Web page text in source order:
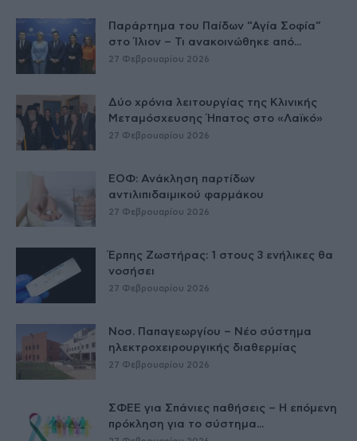
Παράρτημα του Παίδων “Αγία Σοφία”
στο Ίλιον – Τι ανακοινώθηκε από...
27 Φεβρουαρίου 2026
Δύο χρόνια λειτουργίας της Κλινικής
Μεταμόσχευσης Ήπατος στο «Λαϊκό»
27 Φεβρουαρίου 2026
ΕΟΦ: Ανάκληση παρτίδων
αντιλιπιδαιμικού φαρμάκου
27 Φεβρουαρίου 2026
Έρπης Ζωστήρας: 1 στους 3 ενήλικες θα
νοσήσει
27 Φεβρουαρίου 2026
Νοσ. Παπαγεωργίου – Νέο σύστημα
ηλεκτροχειρουργικής διαθερμίας
27 Φεβρουαρίου 2026
ΣΦΕΕ για Σπάνιες παθήσεις – Η επόμενη
πρόκληση για το σύστημα...